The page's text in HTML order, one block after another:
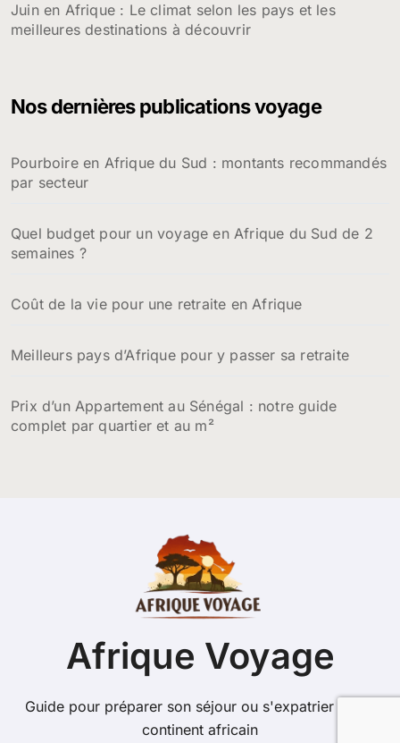
Juin en Afrique : Le climat selon les pays et les
meilleures destinations à découvrir
Nos dernières publications voyage
Pourboire en Afrique du Sud : montants recommandés
par secteur
Quel budget pour un voyage en Afrique du Sud de 2
semaines ?
Coût de la vie pour une retraite en Afrique
Meilleurs pays d’Afrique pour y passer sa retraite
Prix d’un Appartement au Sénégal : notre guide
complet par quartier et au m²
Afrique Voyage
Guide pour préparer son séjour ou s'expatrier sur le
continent africain